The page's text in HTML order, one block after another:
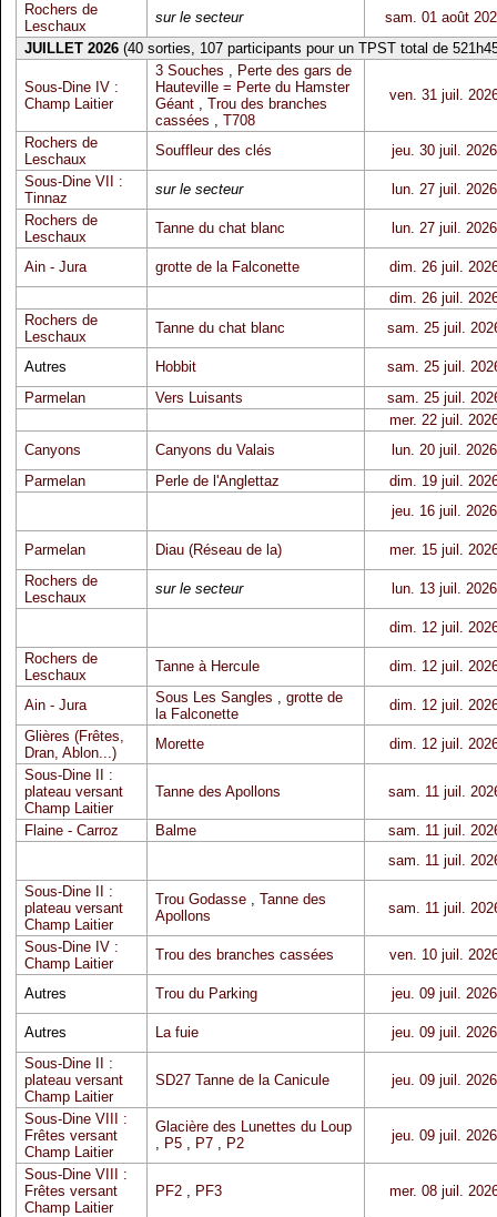
Rochers de
Leschaux
sur le secteur
sam. 01 août
JUILLET 2026(40 sorties, 107 participants pour un TPST total de
Sous-Dine IV :
Champ Laitier
3 Souches , Perte des gars de
Hauteville = Perte du Hamster
Géant, Trou des branches
cassées , T708
ven. 31 juil.
Rochers de
Leschaux
Souffleur des clés
jeu. 30 juil. 2026
Sous-Dine VII :
Tinnaz
sur le secteur
lun. 27 juil. 2026
Rochers de
Leschaux
Tanne du chat blanc lun. 27 juil. 2026
Ain - Jura grotte de la Falconette
dim. 26 juil.
dim. 26 juil.
Rochers de
Leschaux
Tanne du chat blanc sam. 25 juil.
Autres Hobbit
sam. 25 juil.
Parmelan
Vers Luisants
sam. 25 juil.
mer. 22 juil.
Canyons
Canyons du Valais
lun. 20 juil. 2026
Parmelan
Perle de l'Anglettaz
dim. 19 juil.
jeu. 16 juil. 2026
Parmelan Diau (Réseau de la)
mer. 15 juil.
Rochers de
Leschaux
sur le secteur lun. 13 juil. 2026
dim. 12 juil.
Rochers de
Leschaux
Tanne à Hercule dim. 12 juil.
Ain - Jura Sous Les Sangles , grotte de
la Falconette
dim. 12 juil.
Glières (Frêtes,
Dran, Ablon...)
Morette
dim. 12 juil.
Sous-Dine II :
plateau versant
Champ Laitier
Tanne des Apollons sam. 11 juil.
Flaine - Carroz Balme
sam. 11 juil.
sam. 11 juil.
Sous-Dine II :
plateau versant
Champ Laitier
Trou Godasse, Tanne des
Apollons
sam. 11 juil.
Sous-Dine IV :
Champ Laitier
Trou des branches cassées ven. 10 juil.
Autres Trou du Parking jeu. 09 juil. 2026
Autres La fuie
jeu. 09 juil. 2026
Sous-Dine II :
plateau versant
Champ Laitier
SD27 Tanne de la Canicule jeu. 09 juil. 2026
Sous-Dine VIII :
Frêtes versant
Champ Laitier
Glacière des Lunettes du Loup
, P5, P7, P2 jeu. 09 juil. 2026
Sous-Dine VIII :
Frêtes versant
Champ Laitier
PF2, PF3 mer. 08 juil.